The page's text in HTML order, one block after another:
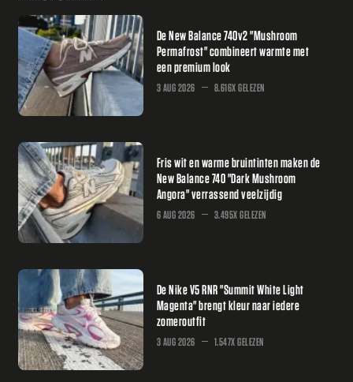
De New Balance 740v2 "Mushroom
Permafrost" combineert warmte met
een premium look
3 AUG 2026 8.616X GELEZEN
Fris wit en warme bruintinten maken de
New Balance 740 "Dark Mushroom
Angora" verrassend veelzijdig
6 AUG 2026 3.495X GELEZEN
De Nike V5 RNR "Summit White Light
Magenta" brengt kleur naar iedere
zomeroutfit
3 AUG 2026 1.547X GELEZEN